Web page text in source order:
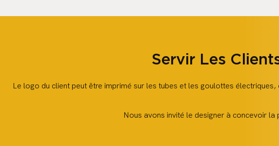
Servir Les
Le logo du client peut être imprimé sur les tubes et les goulottes
Nous avons invité le designer à concevoir